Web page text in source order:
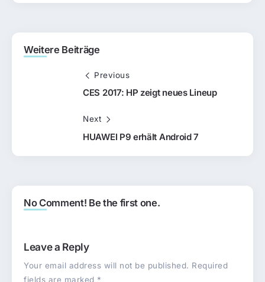
Weitere Beiträge
Previous
CES 2017: HP zeigt neues Lineup
Next
HUAWEI P9 erhält Android 7
No Comment! Be the first one.
Leave a Reply
Your email address will not be published. Required
fields are marked *